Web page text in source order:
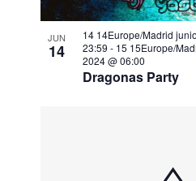
JUN
14
Dragonas Party
14 14Europe/Madrid
23:59 - 15 15Europe/
2024 @ 06:00